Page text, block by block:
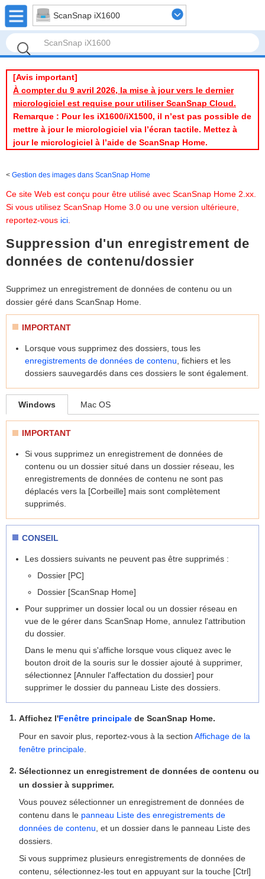
ScanSnap iX1600
[Avis important]
À compter du 9 avril 2026, la mise à jour vers le dernier
micrologiciel est requise pour utiliser ScanSnap Cloud.
Remarque : Pour les iX1600/iX1500, il n’est pas possible de
mettre à jour le micrologiciel via l’écran tactile. Mettez à
jour le micrologiciel à l’aide de ScanSnap Home.
Gestion des images dans ScanSnap Home
Ce site Web est conçu pour être utilisé avec ScanSnap Home 2.xx.
Si vous utilisez ScanSnap Home 3.0 ou une version ultérieure,
reportez-vous ici
Suppression d'un enregistrement de
données de contenu/dossier
Supprimez un enregistrement de données de contenu ou un
dossier géré dans ScanSnap Home.
IMPORTANT
Lorsque vous supprimez des dossiers, tous les
enregistrements de données de contenu , fichiers et les
dossiers sauvegardés dans ces dossiers le sont également.
Windows
IMPORTANT
Si vous supprimez un enregistrement de données de
contenu ou un dossier situé dans un dossier réseau, les
enregistrements de données de contenu ne sont pas
déplacés vers la [Corbeille] mais sont complètement
supprimés.
CONSEIL
Les dossiers suivants ne peuvent pas être supprimés :
Dossier [PC]
Dossier [ScanSnap Home]
Pour supprimer un dossier local ou un dossier réseau en
vue de le gérer dans ScanSnap Home, annulez l'attribution
du dossier.
Dans le menu qui s'affiche lorsque vous cliquez avec le
bouton droit de la souris sur le dossier ajouté à supprimer,
sélectionnez [Annuler l'affectation du dossier] pour
supprimer le dossier du panneau Liste des dossiers.
Affichez l'Fenêtre principale de ScanSnap Home.
Pour en savoir plus, reportez-vous à la section Affichage de la
fenêtre principale
Sélectionnez un enregistrement de données de contenu ou
un dossier à supprimer.
Vous pouvez sélectionner un enregistrement de données de
contenu dans le panneau Liste des enregistrements de
données de contenu , et un dossier dans le panneau Liste des
dossiers.
Si vous supprimez plusieurs enregistrements de données de
contenu, sélectionnez-les tout en appuyant sur la touche [Ctrl]
Mac OS